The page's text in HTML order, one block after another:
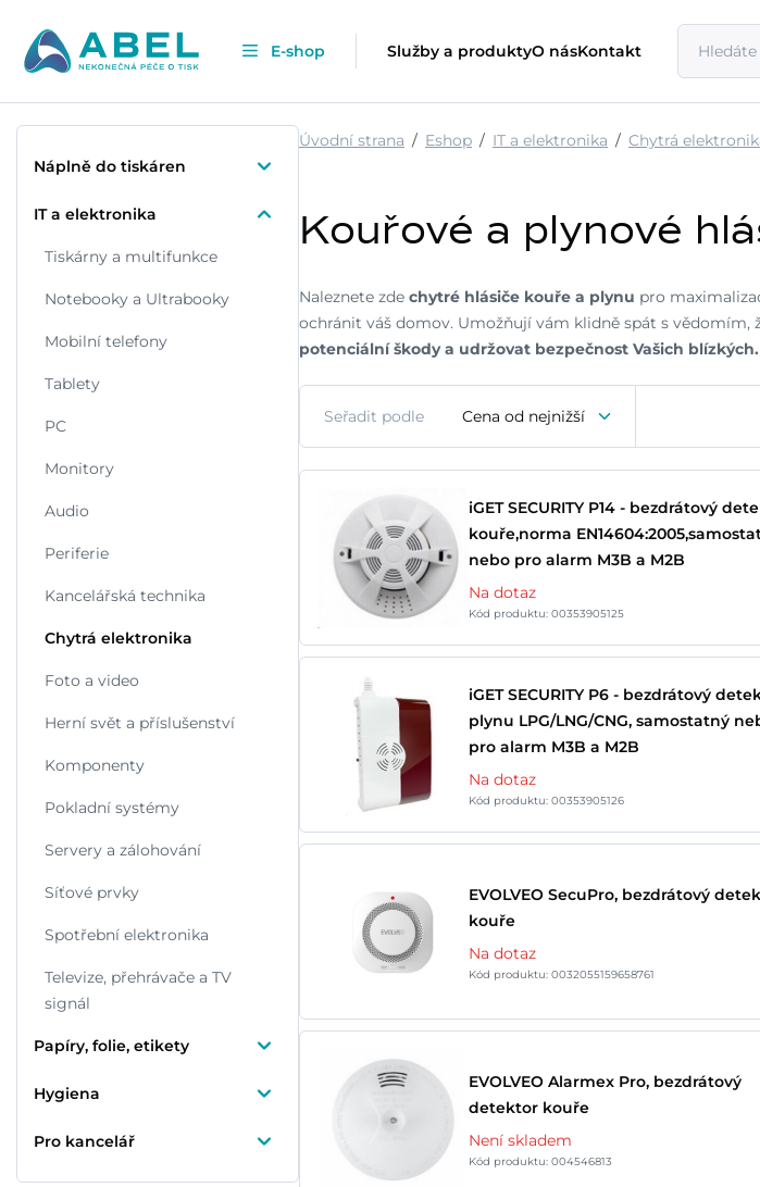
E-shop Služby a produktyO násKontakt
Náplně do tiskáren
IT a elektronika
Tiskárny a multifunkce
Notebooky a Ultrabooky
Mobilní telefony
Tablety
PC
Monitory
Audio
Periferie
Kancelářská technika
Chytrá elektronika
Foto a video
Herní svět a příslušenství
Komponenty
Pokladní systémy
Servery a zálohování
Síťové prvky
Spotřební elektronika
Televize, přehrávače a TV
signál
Papíry, folie, etikety
Hygiena
Pro kancelář
Úvodní strana Eshop IT a elektronika Chytrá
Kouřové a plynové
Naleznete zde chytré hlásiče kouře a plynu pro
ochránit váš domov. Umožňují vám klidně spát s vědomím,
potenciální škody a udržovat bezpečnost Vašich blízkých.
Seřadit podle Cena od nejnižší
iGET SECURITY P14 - bezdrátový
kouře,norma
nebo pro alarm M3B a M2B
Na dotaz
Kód produktu: 00353905125
iGET SECURITY P6 - bezdrátový
plynu LPG/LNG/CNG, samostatný
pro alarm M3B a M2B
Na dotaz
Kód produktu: 00353905126
EVOLVEO SecuPro, bezdrátový
kouře
Na dotaz
Kód produktu: 0032055159658761
EVOLVEO Alarmex Pro, bezdrátový
detektor kouře
Není skladem
Kód produktu: 004546813